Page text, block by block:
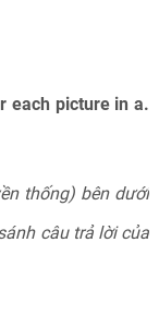
each picture in a.
thống) bên dưới
câu trả lời của